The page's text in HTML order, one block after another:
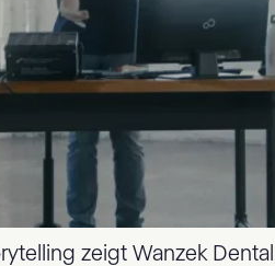
zeigt Wanzek